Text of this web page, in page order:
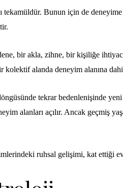
tekamüldür. Bunun için de
bir akla, zihne, bir kişiliğe
kolektif alanda deneyim alanına
e tekrar bedenlenişinde
alanları açılır. Ancak geçmiş
ruhsal gelişimi, kat ettiği